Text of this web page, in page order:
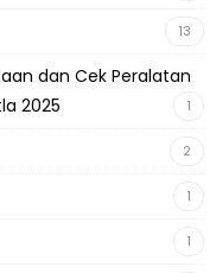
13
dan Cek Peralatan
2025
1
2
1
1